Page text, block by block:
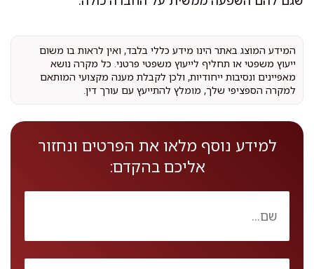
המידע המוצג באתר הינו מידע כללי בלבד, ואין לראות בו משום
ייעוץ משפטי או תחליף לייעוץ משפטי פרטני. כל מקרה נושא
מאפיינים ונסיבות ייחודיות, ולכן לקבלת מענה מקצועי המותאם
למקרה הספציפי שלך, מומלץ להתייעץ עם עורך דין.
למידע נוסף מלאו את הפרטים ונחזור
אליכם בהקדם: